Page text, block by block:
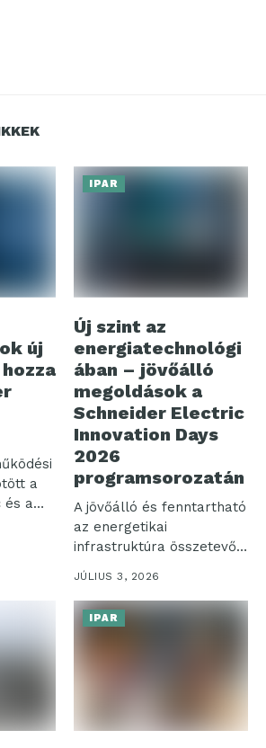
új
a
és a
IPAR
Új szint az
energiatechnológi
ában – jövőálló
megoldások a
Schneider Electric
Innovation Days
2026
programsorozatán
A jövőálló és fenntartható
az energetikai
infrastruktúra összetevői,
szemléletváltás az
épületeink esetében,...
JÚLIUS 3, 2026
IPAR